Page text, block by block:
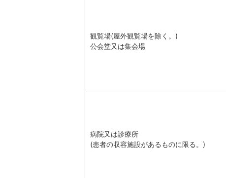
観覧場(屋外観覧場を除く。)
公会堂又は集会場
病院又は診療所
(患者の収容施設があるものに限る。)